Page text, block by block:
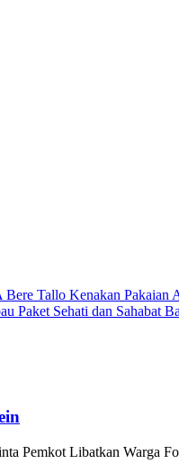
Tallo Kenakan Pakaian
Paket Sehati dan Sahabat
Pemkot Libatkan Warga